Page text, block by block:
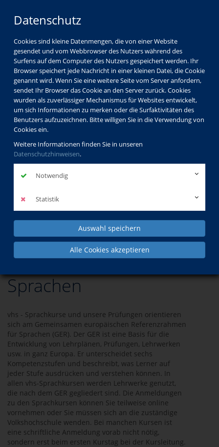
Datenschutz
Cookies sind kleine Datenmengen, die von einer Website
gesendet und vom Webbrowser des Nutzers während des
Surfens auf dem Computer des Nutzers gespeichert werden. Ihr
Browser speichert jede Nachricht in einer kleinen Datei, die Cookie
genannt wird. Wenn Sie eine weitere Seite vom Server anfordern,
sendet Ihr Browser das Cookie an den Server zurück. Cookies
wurden als zuverlässiger Mechanismus für Websites entwickelt,
um sich Informationen zu merken oder die Surfaktivitäten des
Benutzers aufzuzeichnen. Bitte willigen Sie in die Verwendung von
Cookies ein.
Weitere Informationen finden Sie in unseren
Datenschutzhinweisen.
Notwendig
Statistik
Auswahl speichern
Alle Cookies akzeptieren
Sprachen
vhs - Sprachkurse und unsere Prüfungen orientieren
sich am Gemeinsamen europäischen Referenzrahmen
für Sprachen (GER). Der GER ist eine Basis für die
Entwicklung von Lehrplänen, Prüfungen, Lehrwerken
usw. in ganz Europa. Er unterscheidet sechs
Kompetenzstufen und beschreibt, was Lerner auf
jeder Stufe ausdrücken und verstehen können. In
allen vhs-Sprachkursen werden Lehrwerke genutzt,
die nach dem GER gegliedert sind. Die Anmeldungen
zu den Sprachkursen können Sie teilweise online
vornehmen oder Sie müssen sich an die zuständige
Volkshochschule wenden. Bei manchen Kursen ist
eine schriftliche Anmeldung vorab nicht nötig,
sondern erst beim ersten Kurstag bei der Kursleitung.